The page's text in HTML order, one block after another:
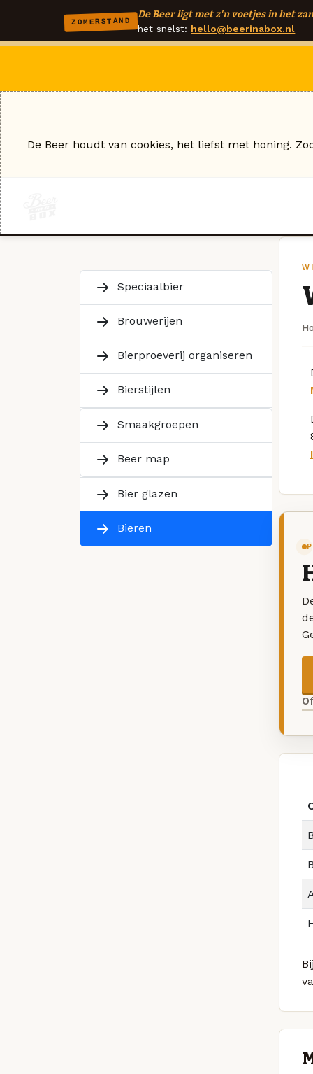
ZOMERSTAND
De Beer ligt met z'n voetjes in het
het snelst: hello@beerinabox.nl
Speciaalbier
Brouwerijen
Bierproeverij organiseren
Bierstijlen
Smaakgroepen
Beer map
Bier glazen
Bieren
De Beer houdt van cookies, het liefst met honing.